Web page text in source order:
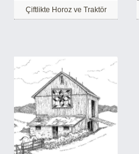
Çiftlikte Horoz ve Traktör